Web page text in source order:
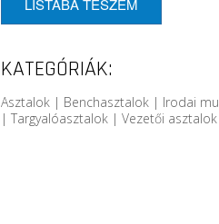
LISTÁBA TESZEM
KATEGÓRIÁK:
Asztalok | Benchasztalok | Irodai
| Targyalóasztalok | Vezetői asztalok